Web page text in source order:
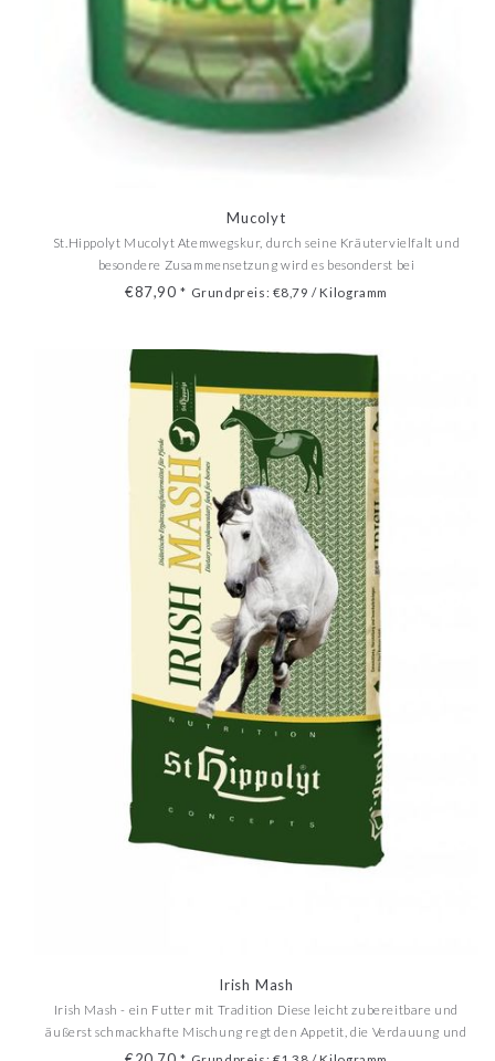
Mucolyt
St.Hippolyt Mucolyt Atemwegskur, durch seine Kräutervielfalt und
besondere Zusammensetzung wird es besonderst bei
Atemwegsproblemen eingesetzt.
€87,90* Grundpreis: €8,79 / Kilogramm
Irish Mash
Irish Mash - ein Futter mit Tradition Diese leicht zubereitbare und
äußerst schmackhafte Mischung regt den Appetit, die Verdauung und
den Stoffwechsel an und sollte an Stehtagen, im Fellwechsel, nach